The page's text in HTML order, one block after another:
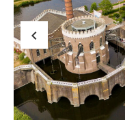
keyboard_arrow_left